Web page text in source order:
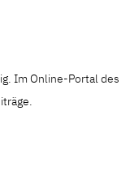
Im Online-Portal des